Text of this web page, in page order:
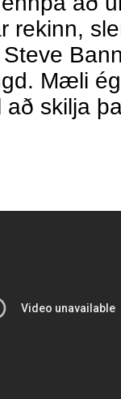
rekinn,
Mæli
skilja